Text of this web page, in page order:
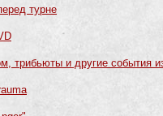
турне
трибьюты и другие события